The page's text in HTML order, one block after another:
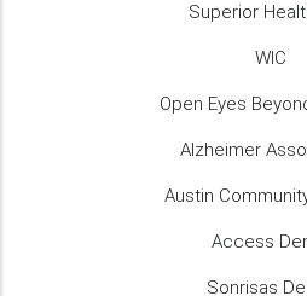
Superior
WIC
Open Eyes
Alzheimer
Austin
Access
Sonrisas